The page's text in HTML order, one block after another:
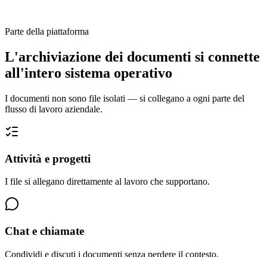
Parte della piattaforma
L'archiviazione dei documenti si connette
all'intero sistema operativo
I documenti non sono file isolati — si collegano a ogni parte del
flusso di lavoro aziendale.
Attività e progetti
I file si allegano direttamente al lavoro che supportano.
Chat e chiamate
Condividi e discuti i documenti senza perdere il contesto.